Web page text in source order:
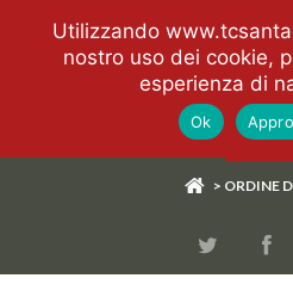
> ORDINE
Utilizzando
nostro uso dei cookie,
esperienza di
Ok